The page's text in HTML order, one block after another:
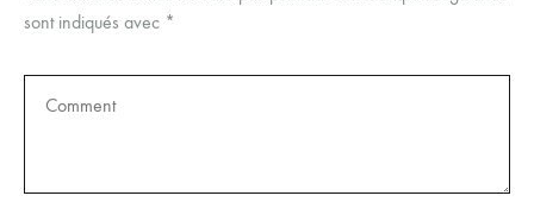
sont indiqués avec *